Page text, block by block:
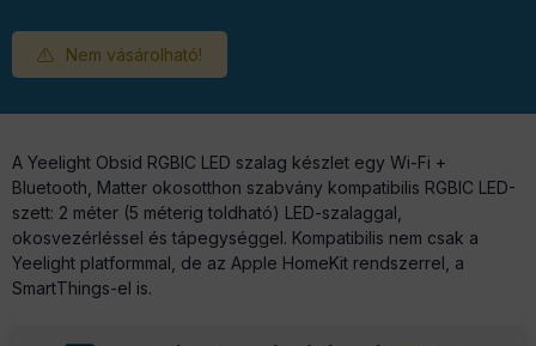
Nem vásárolható!
A Yeelight Obsid RGBIC LED szalag készlet egy Wi-Fi +
Bluetooth, Matter okosotthon szabvány kompatibilis RGBIC LED-
szett: 2 méter (5 méterig toldható) LED-szalaggal,
okosvezérléssel és tápegységgel. Kompatibilis nem csak a
Yeelight platformmal, de az Apple HomeKit rendszerrel, a
SmartThings-el is.